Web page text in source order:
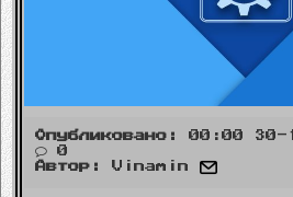
Опубликовано: 00:00 30-
0
Автор:
Vinamin